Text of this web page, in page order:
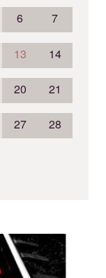
6 7
13 14
20 21
27 28